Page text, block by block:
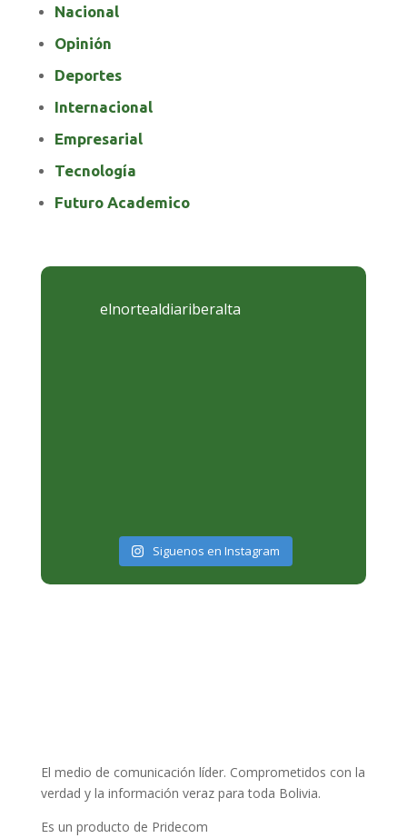
Nacional
Opinión
Deportes
Internacional
Empresarial
Tecnología
Futuro Academico
elnortealdiariberalta
Siguenos en Instagram
El medio de comunicación líder. Comprometidos con la
verdad y la información veraz para toda Bolivia.
Es un producto de Pridecom